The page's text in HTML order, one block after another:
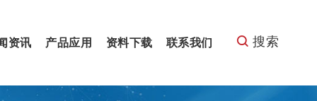
搜索
资讯 产品应用 资料下载 联系我们